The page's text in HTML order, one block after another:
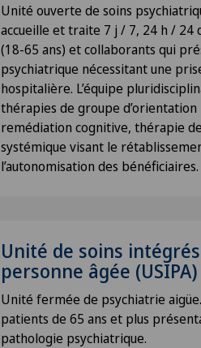
Unité ouverte de soins
accueille et traite 7 j / 7, 24 h / 24
(18-65 ans) et collaborants qui
psychiatrique nécessitant une
hospitalière. L’équipe
thérapies de groupe d’orientation
remédiation cognitive, thérapie
systémique visant le
l’autonomisation des bénéficiaires.
Unité de soins
personne âgée (USIPA)
Unité fermée de psychiatrie aigüe.
patients de 65 ans et plus
pathologie psychiatrique.